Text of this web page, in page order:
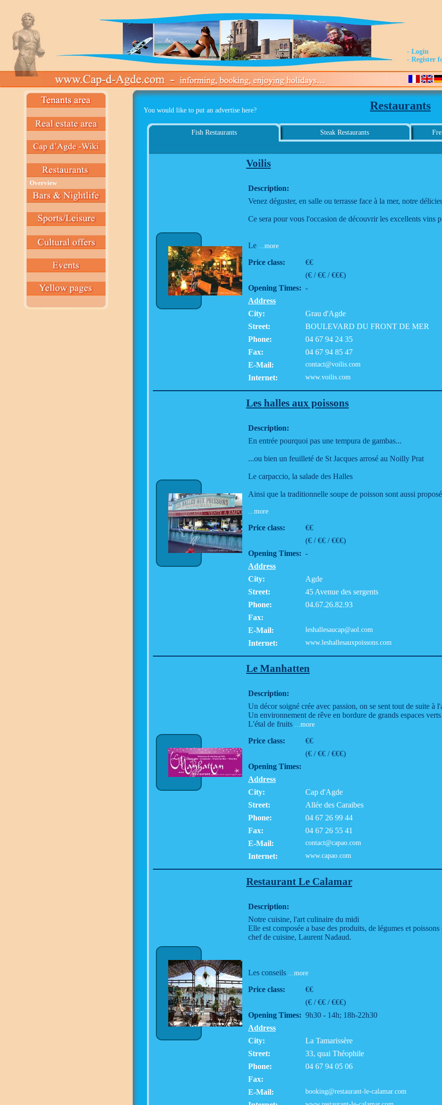
- Login
- Register
Overview
You would like to put an advertise here? Restaurants
Fish Restaurants Steak Restaurants
Voilis
Description:
Venez déguster, en salle ou terrasse face à la mer, notre
Ce sera pour vous l'occasion de découvrir les excellents
Le ...more
Price class:
€€
(€ / €€ / €€€)
Opening Times: -
Address
City:
Grau d'Agde
Street:
BOULEVARD DU FRONT DE MER
Phone:
04 67 94 24 35
Fax:
04 67 94 85 47
E-Mail:
contact@voilis.com
Internet: www.voilis.com
Les halles aux poissons
Description:
En entrée pourquoi pas une tempura de gambas...
...ou bien un feuilleté de St Jacques arrosé au Noilly Prat
Le carpaccio, la salade des Halles
Ainsi que la traditionnelle soupe de poisson sont aussi
...more
Price class:
€€
(€ / €€ / €€€)
Opening Times: -
Address
City:
Agde
Street:
45 Avenue des sergents
Phone:
04.67.26.82.93
Fax:
E-Mail:
leshallesaucap@aol.com
Internet: www.leshallesauxpoissons.com
Le Manhatten
Description:
Un décor soigné crée avec passion, on se sent tout de suite
Un environnement de rêve en bordure de grands espaces
L'étal de fruits ...more
Price class:
€€
(€ / €€ / €€€)
Opening Times:
Address
City:
Cap d'Agde
Street:
Allée des Caraibes
Phone:
04 67 26 99 44
Fax:
04 67 26 55 41
E-Mail:
contact@capao.com
Internet: www.capao.com
Restaurant Le Calamar
Description:
Notre cuisine, l'art culinaire du midi
Elle est composée a base des produits, de légumes et
chef de cuisine, Laurent Nadaud.
Les conseils ...more
Price class:
€€
(€ / €€ / €€€)
Opening Times: 9h30 - 14h; 18h-22h30
Address
City:
La Tamarissère
Street:
33, quai Théophile
Phone:
04 67 94 05 06
Fax:
E-Mail:
booking@restaurant-le-calamar.com